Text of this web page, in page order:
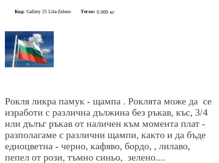
Код: Gallery 25 Lila-Zeleno Тегло: 0.000 кг
Рокля ликра памук - щампа . Роклята може да се
изработи с различна дължина без ръкав, къс, 3/4
или дълъг ръкав от наличен към момента плат -
разполагаме с различни щампи, както и да бъде
едноцветна - черно, кафяво, бордо, , лилаво,
пепел от рози, тъмно синьо, зелено....